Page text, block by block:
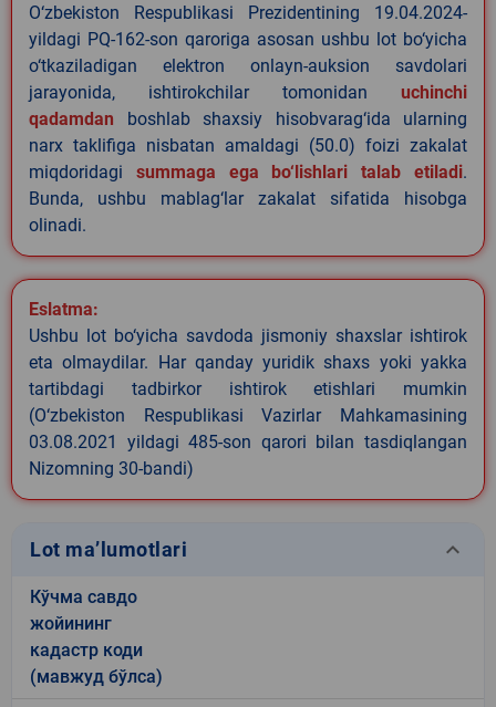
O‘zbekiston Respublikasi Prezidentining 19.04.2024-
yildagi PQ-162-son qaroriga asosan ushbu lot bo‘yicha
o‘tkaziladigan elektron onlayn-auksion savdolari
jarayonida, ishtirokchilar tomonidan uchinchi
qadamdan boshlab shaxsiy hisobvarag‘ida ularning
narx taklifiga nisbatan amaldagi (50.0) foizi zakalat
miqdoridagi summaga ega bo‘lishlari talab etiladi.
Bunda, ushbu mablag‘lar zakalat sifatida hisobga
olinadi.
Eslatma:
Ushbu lot bo‘yicha savdoda jismoniy shaxslar ishtirok
eta olmaydilar. Har qanday yuridik shaxs yoki yakka
tartibdagi tadbirkor ishtirok etishlari mumkin
(O‘zbekiston Respublikasi Vazirlar Mahkamasining
03.08.2021 yildagi 485-son qarori bilan tasdiqlangan
Nizomning 30-bandi)
Lot ma’lumotlari keyboard_arrow_down
Кўчма савдо
жойининг
кадастр коди
(мавжуд бўлса)